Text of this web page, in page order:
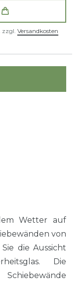
zzgl. Versandkosten
Wetter auf
von
die Aussicht
Die